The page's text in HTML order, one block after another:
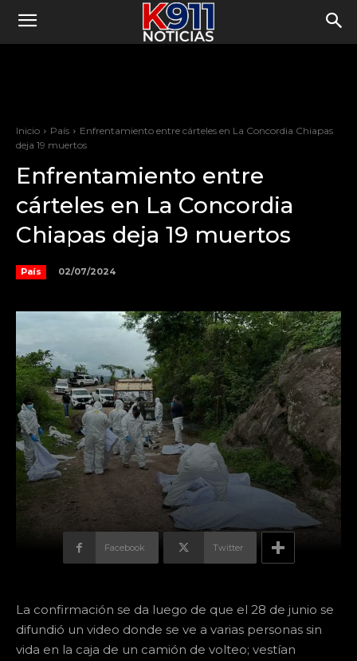
Inicio País
Enfrentamiento entre cárteles en La Concordia Chiapas
deja 19 muertos
Enfrentamiento entre
cárteles en La Concordia
Chiapas deja 19 muertos
País 02/07/2024
Facebook Twitter
La confirmación se da luego de que el 28 de junio se
difundió un video donde se ve a varias personas sin
vida en la caja de un camión de volteo; vestían